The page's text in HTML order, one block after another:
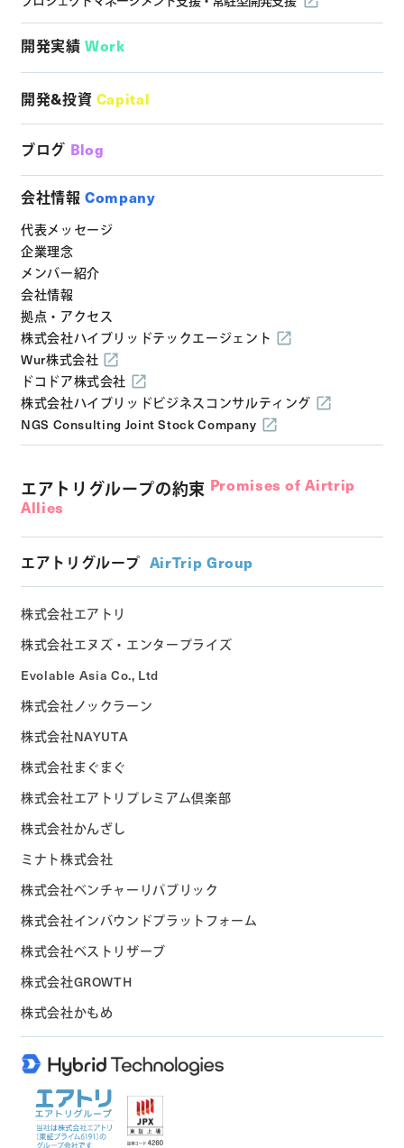
開発実績 Work
開発&投資 Capital
ブログ Blog
会社情報 Company
代表メッセージ
企業理念
メンバー紹介
会社情報
拠点・アクセス
株式会社ハイブリッドテックエージェント
Wur株式会社
ドコドア株式会社
株式会社ハイブリッドビジネスコンサルティング
NGS Consulting Joint Stock Company
エアトリグループの約束 Promises of Airtrip
Allies
エアトリグループ AirTrip Group
株式会社エアトリ
株式会社エヌズ・エンタープライズ
Evolable Asia Co., Ltd
株式会社ノックラーン
株式会社NAYUTA
株式会社まぐまぐ
株式会社エアトリプレミアム倶楽部
株式会社かんざし
ミナト株式会社
株式会社ベンチャーリパブリック
株式会社インバウンドプラットフォーム
株式会社ベストリザーブ
株式会社GROWTH
株式会社かもめ